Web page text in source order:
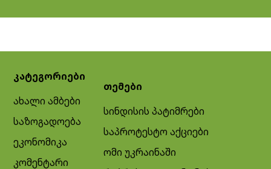
კატეგორიები
ახალი ამბები
საზოგადოება
ეკონომიკა
კომენტარი
თემები
სინდისის პატიმრები
საპროტესტო აქციები
ომი უკრაინაში